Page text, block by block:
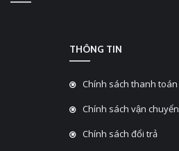
THÔNG TIN
Chính sách thanh toán
Chính sách vận chuyển
Chính sách đổi trả